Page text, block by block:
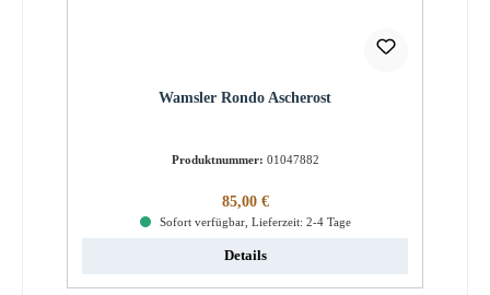
Wamsler Rondo Ascherost
Produktnummer: 01047882
Regulärer Preis:
85,00 €
Sofort verfügbar, Lieferzeit: 2-4 Tage
Details